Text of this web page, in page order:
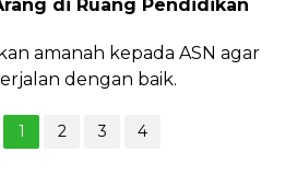
di Ruang Pendidikan
amanah kepada ASN agar
dengan baik.
1 2 3 4